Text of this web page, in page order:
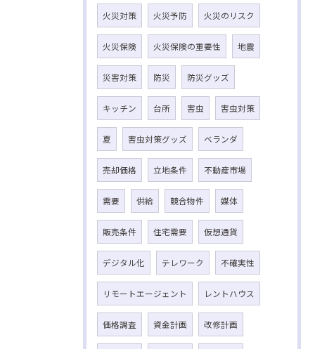
火災対策 火災予防 火災のリスク
火災保険 火災保険の重要性 地震
災害対策 防災 防災グッズ
キッチン 台所 害虫 害虫対策
夏 害虫対策グッズ ベランダ
売却価格 立地条件 不動産市場
需要 供給 競合物件 媒体
販売条件 住宅需要 仮想通貨
デジタル化 テレワーク 不確実性
リモートエージェント レントハウス
価格調査 資金計画 改修計画